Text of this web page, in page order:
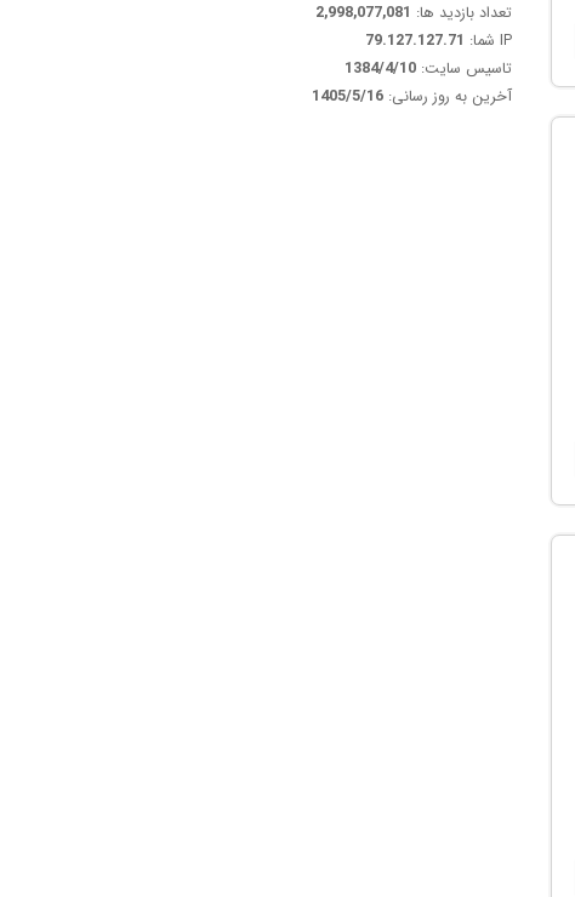
تعداد بازدید ها: 2,998,077,081
IP شما:
79.127.127.71
تاسیس سایت: 1384/4/10
آخرین به روز رسانی: 1405/5/16